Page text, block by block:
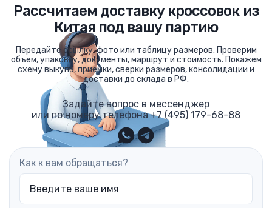
Рассчитаем доставку кроссовок из
Китая под вашу партию
Передайте ссылку, фото или таблицу размеров. Проверим
объем, упаковку, документы, маршрут и стоимость. Покажем
схему выкупа, приемки, сверки размеров, консолидации и
доставки до склада в РФ.
Задайте вопрос в мессенджер
или по номеру телефона+7 (495) 179-68-88
Как к вам обращаться?